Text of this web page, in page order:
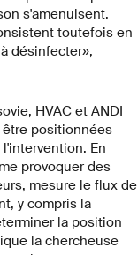
s'amenuisent.
toutefois en
désinfecter»,
HVAC et ANDI
positionnées
En
provoquer des
mesure le flux de
y compris la
la position
la chercheuse